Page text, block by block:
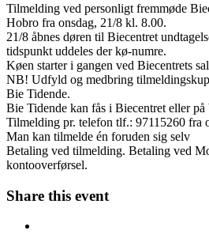
Tilmelding ved personligt fremmøde
Hobro fra onsdag, 21/8 kl. 8.00.
21/8 åbnes døren til Biecentret
tidspunkt uddeles der kø-numre.
Køen starter i gangen ved Biecentrets
NB! Udfyld og medbring
Bie Tidende.
Bie Tidende kan fås i Biecentret eller på
Tilmelding pr. telefon tlf.: 97115260 fra
Man kan tilmelde én foruden sig selv
Betaling ved tilmelding. Betaling ved
kontooverførsel.
Share this event